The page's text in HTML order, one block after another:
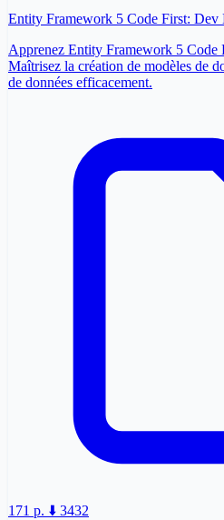
Entity Framework 5 Code First: Dev
Apprenez Entity Framework 5 Code
Maîtrisez la création de modèles de
de données efficacement.
171 p. ⬇️ 3432